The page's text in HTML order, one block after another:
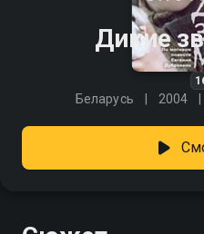
Дикие
Беларусь 2004